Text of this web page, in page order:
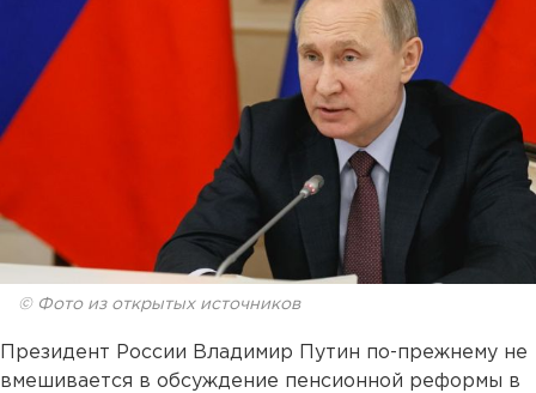
© Фото из открытых источников
Президент России Владимир Путин по-прежнему не
вмешивается в обсуждение пенсионной реформы в